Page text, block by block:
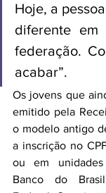
Hoje, a
diferente
federação.
acabar”.
Os jovens que
emitido pela
o modelo antigo
a inscrição no
ou em unidades
Banco do